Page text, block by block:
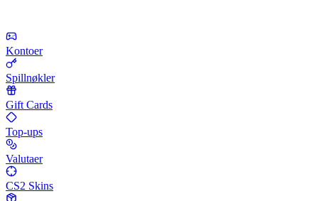
Kontoer
Spillnøkler
Gift Cards
Top-ups
Valutaer
CS2 Skins